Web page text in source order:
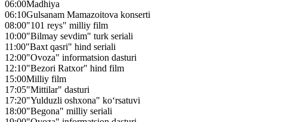
06:00Madhiya
06:10Gulsanam Mamazoitova konserti
08:00"101 reys" milliy film
10:00"Bilmay sevdim" turk seriali
11:00"Baxt qasri" hind seriali
12:00"Ovoza" informatsion dasturi
12:10"Bezori Ratxor" hind film
15:00Milliy film
17:05"Mittilar" dasturi
17:20"Yulduzli oshxona" ko‘rsatuvi
18:00"Begona" milliy seriali